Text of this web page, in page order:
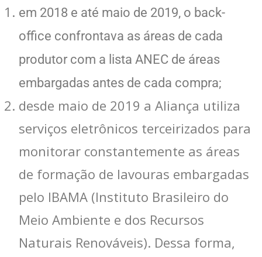
em 2018 e até maio de 2019, o back-
office confrontava as áreas de cada
produtor com a lista ANEC de áreas
embargadas antes de cada compra;
desde maio de 2019 a Aliança utiliza
serviços eletrônicos terceirizados para
monitorar constantemente as áreas
de formação de lavouras embargadas
pelo IBAMA (Instituto Brasileiro do
Meio Ambiente e dos Recursos
Naturais Renováveis). Dessa forma,